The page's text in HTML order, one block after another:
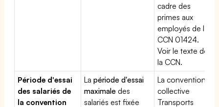
cadre des
primes aux
employés de la
CCN 01424.
Voir le texte de
la CCN.
Période d'essai
des salariés de
la convention
Lapériode d'essai
maximale des
salariés est fixée
La convention
collective
Transports